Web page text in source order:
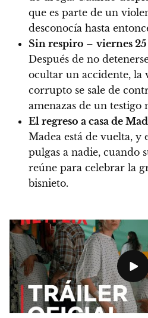
que es parte de un
desconocía hasta
Sin respiro – viernes 25
Después de no
ocultar un accidente, la
corrupto se sale de
amenazas de un testigo
El regreso a casa de
Madea está de vuelta, y
pulgas a nadie, cuando
reúne para celebrar la
bisnieto.